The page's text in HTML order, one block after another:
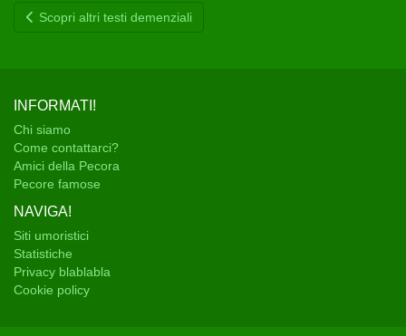
Scopri altri testi demenziali
INFORMATI!
Chi siamo
Come contattarci?
Amici della Pecora
Pecore famose
NAVIGA!
Siti umoristici
Statistiche
Privacy blablabla
Cookie policy